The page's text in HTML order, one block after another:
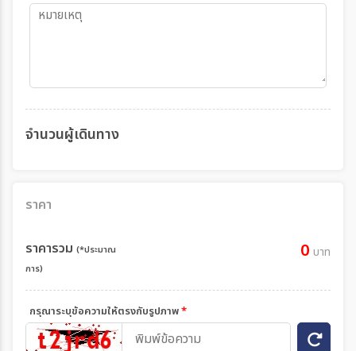
จำนวนผู้เดินทาง
ราคา
ราคารวม (*ประมาณ
การ)
0 บาท
กรุณาระบุข้อความให้ตรงกับรูปภาพ*